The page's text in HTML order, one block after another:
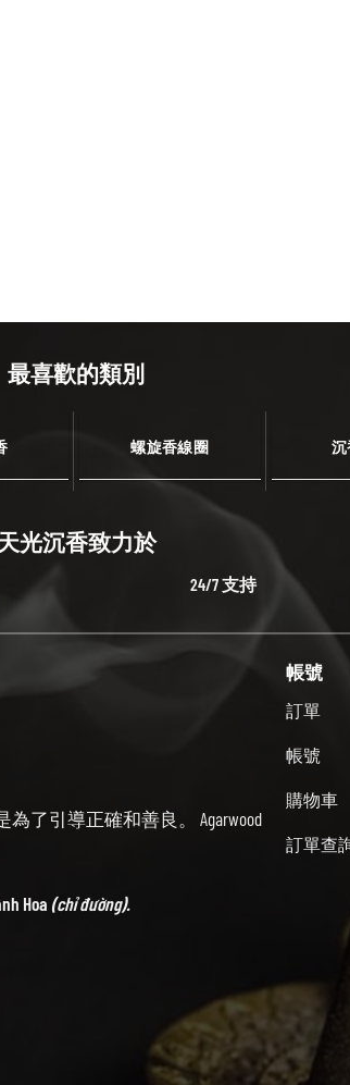
最喜歡的類別
螺旋香線圈
光沉香致力於
24/7 支持
為了引導正確和善良。 Agarwood
Hoa (chỉ đường).
帳號
訂單
帳號
購物車
訂單查